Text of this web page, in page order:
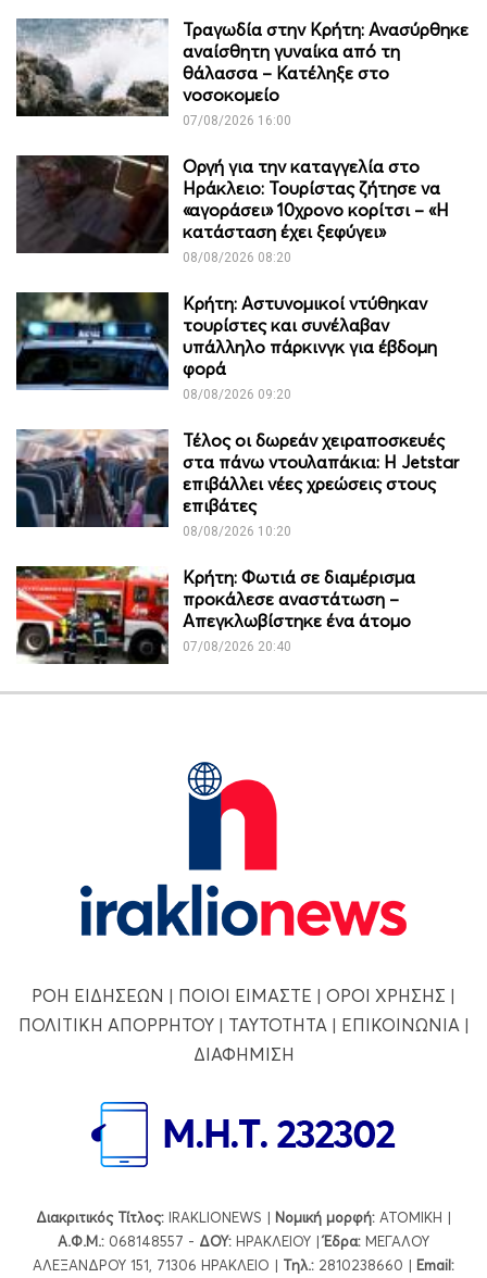
Τραγωδία στην Κρήτη: Ανασύρθηκε
αναίσθητη γυναίκα από τη
θάλασσα – Κατέληξε στο
νοσοκομείο
07/08/2026 16:00
Οργή για την καταγγελία στο
Ηράκλειο: Τουρίστας ζήτησε να
«αγοράσει» 10χρονο κορίτσι – «Η
κατάσταση έχει ξεφύγει»
08/08/2026 08:20
Κρήτη: Αστυνομικοί ντύθηκαν
τουρίστες και συνέλαβαν
υπάλληλο πάρκινγκ για έβδομη
φορά
08/08/2026 09:20
Τέλος οι δωρεάν χειραποσκευές
στα πάνω ντουλαπάκια: Η Jetstar
επιβάλλει νέες χρεώσεις στους
επιβάτες
08/08/2026 10:20
Κρήτη: Φωτιά σε διαμέρισμα
προκάλεσε αναστάτωση –
Απεγκλωβίστηκε ένα άτομο
07/08/2026 20:40
ΡΟΗ ΕΙΔΗΣΕΩΝ | ΠΟΙΟΙ ΕΙΜΑΣΤΕ | ΟΡΟΙ ΧΡΗΣΗΣ |
ΠΟΛΙΤΙΚΗ ΑΠΟΡΡΗΤΟΥ| ΤΑΥΤΟΤΗΤΑ| ΕΠΙΚΟΙΝΩΝΙΑ|
ΔΙΑΦΗΜΙΣΗ
Διακριτικός Τίτλος: IRAKLIONEWS | Νομική μορφή: ΑΤΟΜΙΚΗ |
Α.Φ.Μ.: 068148557 - ΔΟΥ: ΗΡΑΚΛΕΙΟΥ |Έδρα: ΜΕΓΑΛΟΥ
ΑΛΕΞΑΝΔΡΟΥ 151, 71306 ΗΡΑΚΛΕΙΟ | Τηλ.: 2810238660 | Εmail: